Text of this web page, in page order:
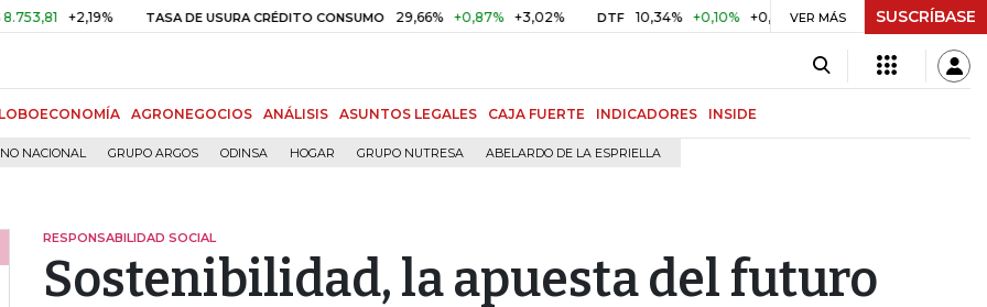
+2,19% TASA DE USURA CRÉDITO CONSUMO 29,66% +0,87% +3,02% DTF 10,34% +0,10% +0,98% UVR $ 416,91 +$ 0,05 +0,01%
VER MÁS SUSCRÍBASE
AGRONEGOCIOS ANÁLISIS ASUNTOS LEGALES CAJA FUERTE INDICADORES INSIDE
NACIONAL GRUPO ARGOS ODINSA HOGAR GRUPO NUTRESA ABELARDO DE LA ESPRIELLA
RESPONSABILIDAD SOCIAL
Sostenibilidad, la apuesta del futuro